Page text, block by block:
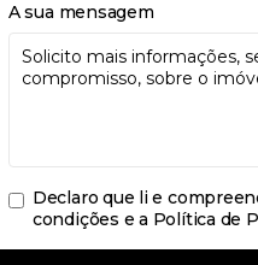
A sua mensagem
Declaro que li e
condições e a Política de